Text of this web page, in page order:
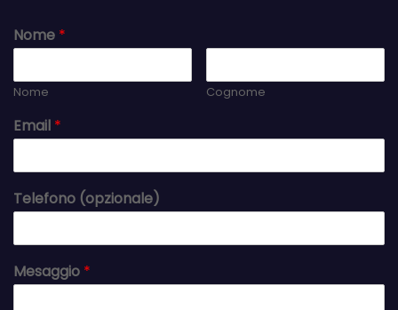
Nome *
Nome Cognome
Email *
Telefono (opzionale)
Mesaggio *